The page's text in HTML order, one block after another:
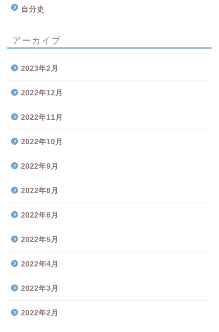
自分史
アーカイブ
2023年2月
2022年12月
2022年11月
2022年10月
2022年9月
2022年8月
2022年6月
2022年5月
2022年4月
2022年3月
2022年2月